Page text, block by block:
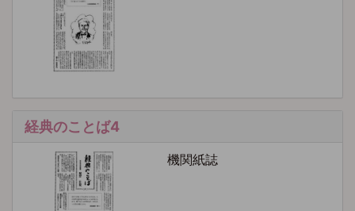
経典のことば4
機関紙誌